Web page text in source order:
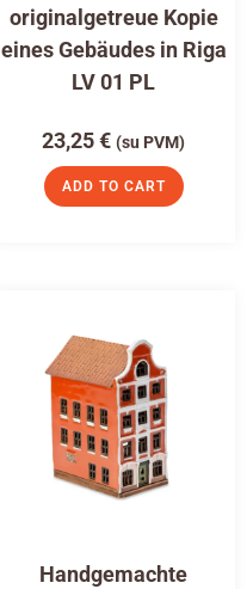
originalgetreue Kopie
eines Gebäudes in Riga
LV 01 PL
23,25€ (su PVM)
ADD TO CART
Handgemachte